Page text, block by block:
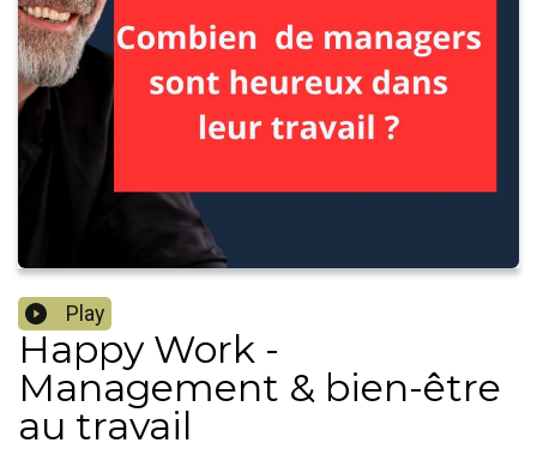
Play
Happy Work -
Management & bien-être
au travail